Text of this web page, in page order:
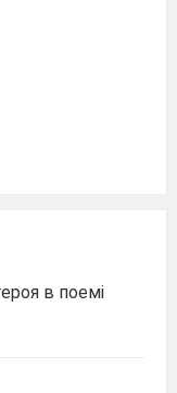
в поемі